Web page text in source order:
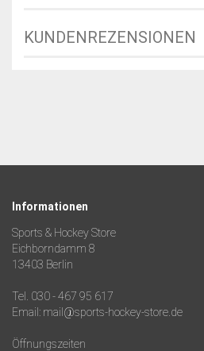
KUNDENREZENSIONEN
Informationen
Sports & Hockey Store
Eichborndamm 8
13403 Berlin
Tel. 030 - 467 95 617
Email: mail@sports-hockey-store.de
Öffnungszeiten